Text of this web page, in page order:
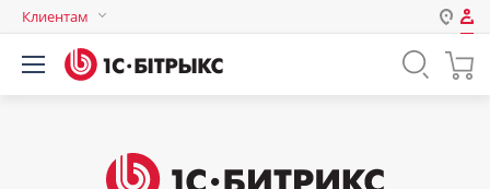
Клиентам
Авторизация
Логин